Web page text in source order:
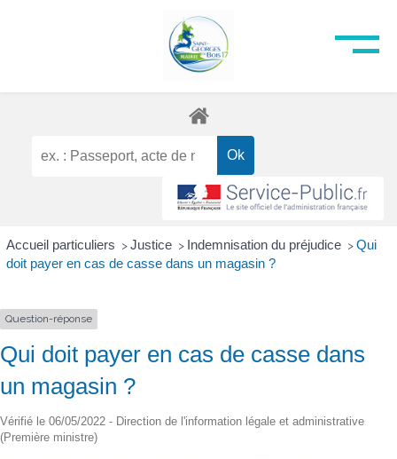
Accueil particuliers > Justice > Indemnisation du préjudice > Qui
doit payer en cas de casse dans un magasin ?
Question-réponse
Qui doit payer en cas de casse dans
un magasin ?
Vérifié le 06/05/2022 - Direction de l'information légale et administrative
(Première ministre)